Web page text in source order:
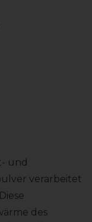
und
verarbeitet
Diese
des